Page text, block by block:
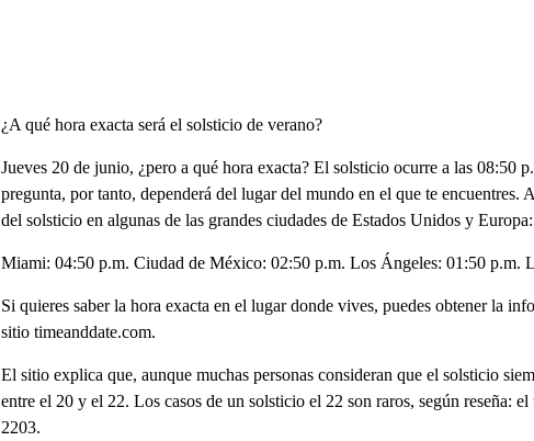
¿A qué hora exacta será el solsticio de verano?
Jueves 20 de junio, ¿pero a qué hora exacta? El solsticio ocurre a las 08:50
pregunta, por tanto, dependerá del lugar del mundo en el que te encuentres.
del solsticio en algunas de las grandes ciudades de Estados Unidos y Europa:
Miami: 04:50 p.m. Ciudad de México: 02:50 p.m. Los Ángeles: 01:50 p.m.
Si quieres saber la hora exacta en el lugar donde vives, puedes obtener la
sitio timeanddate.com.
El sitio explica que, aunque muchas personas consideran que el solsticio
entre el 20 y el 22. Los casos de un solsticio el 22 son raros, según reseña:
2203.